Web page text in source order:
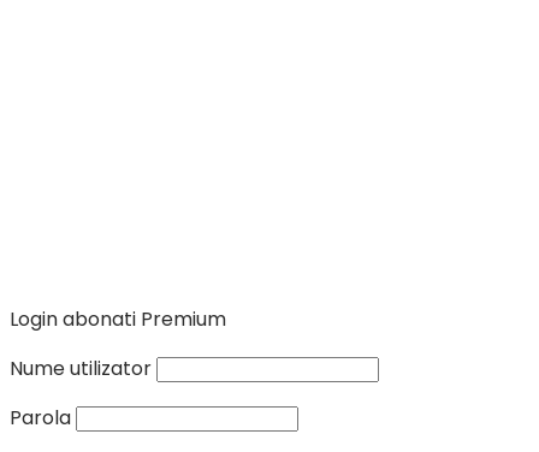
Login abonati Premium
Nume utilizator
Parola